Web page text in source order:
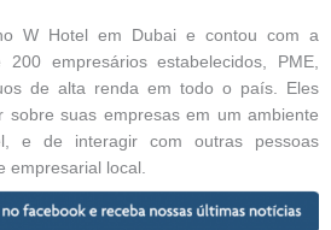
W Hotel em Dubai e contou com a
empresários estabelecidos, PME,
de alta renda em todo o país. Eles
sobre suas empresas em um ambiente
e de interagir com outras pessoas
empresarial local.